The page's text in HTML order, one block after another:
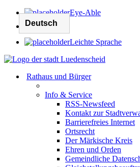
Eye-Able
Leichte Sprache
Rathaus und Bürger
Info & Service
RSS-Newsfeed
Kontakt zur
Barrierefreies Internet
Ortsrecht
Der Märkische Kreis
Ehren und Orden
Gemeindliche